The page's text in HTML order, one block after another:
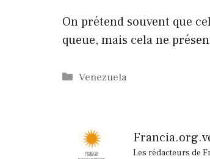
On prétend souvent que
queue, mais cela ne
Catégories
Venezuela
Les rédacteurs de